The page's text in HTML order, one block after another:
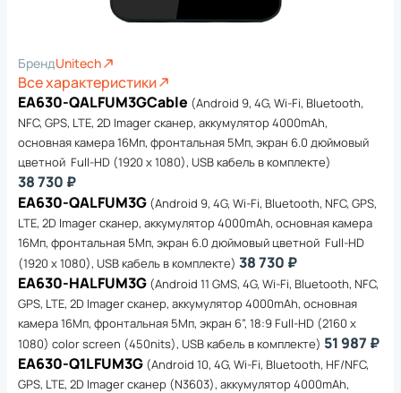
БрендUnitech
Все характеристики
EA630-QALFUM3GCable (Android 9, 4G, Wi-Fi, Bluetooth,
NFC, GPS, LTE, 2D Imager сканер, аккумулятор 4000mAh,
основная камера 16Мп, фронтальная 5Мп, экран 6.0 дюймовый
цветной Full-HD (1920 x 1080), USB кабель в комплекте)
38 730 ₽
EA630-QALFUM3G (Android 9, 4G, Wi-Fi, Bluetooth, NFC, GPS,
LTE, 2D Imager сканер, аккумулятор 4000mAh, основная камера
16Мп, фронтальная 5Мп, экран 6.0 дюймовый цветной Full-HD
(1920 x 1080), USB кабель в комплекте) 38 730 ₽
EA630-HALFUM3G (Android 11 GMS, 4G, Wi-Fi, Bluetooth, NFC,
GPS, LTE, 2D Imager сканер, аккумулятор 4000mAh, основная
камера 16Мп, фронтальная 5Мп, экран 6”, 18:9 Full-HD (2160 x
1080) color screen (450nits), USB кабель в комплекте) 51 987 ₽
EA630-Q1LFUM3G (Android 10, 4G, Wi-Fi, Bluetooth, HF/NFC,
GPS, LTE, 2D Imager сканер (N3603), аккумулятор 4000mAh,